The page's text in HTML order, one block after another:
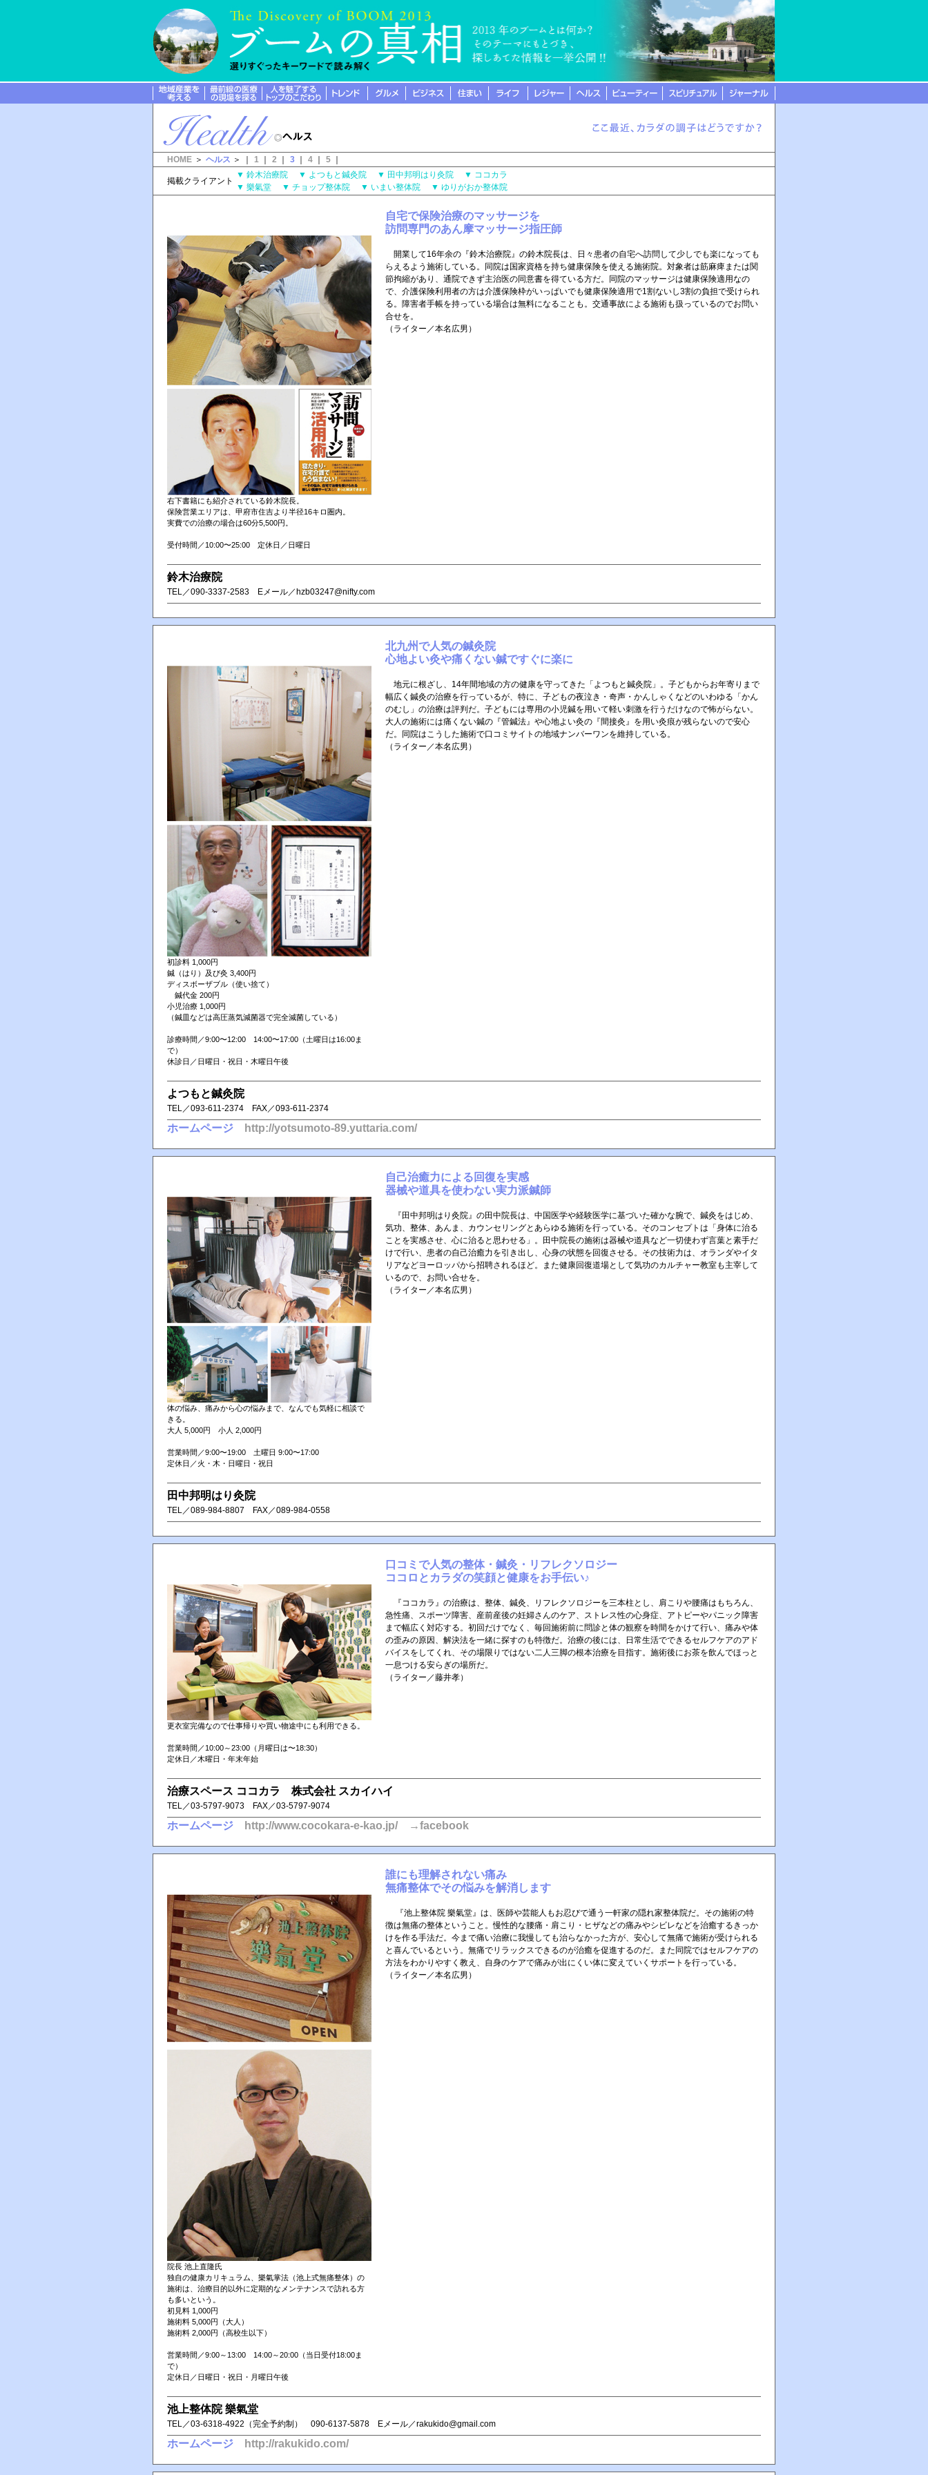
HOME ＞ ヘルス ＞ ｜ 1 2 3 4 5
掲載クライアント
▼ 鈴木治療院 ▼ よつもと鍼灸院 ▼ 田中邦明はり灸院 ▼ ココカラ
▼ 樂氣堂 ▼ チョップ整体院 ▼ いまい整体院 ▼ ゆりがおか整体院
右下書籍にも紹介されている鈴木院長。
保険営業エリアは、甲府市住吉より半径16キロ圏内。
実費での治療の場合は60分5,500円。
受付時間／10:00〜25:00 定休日／日曜日
自宅で保険治療のマッサージを
訪問専門のあん摩マッサージ指圧師
開業して16年余の『鈴木治療院』の鈴木院長は、日々患者の自宅へ訪問して少しでも楽になっても
らえるよう施術している。同院は国家資格を持ち健康保険を使える施術院。対象者は筋麻痺または関
節拘縮があり、通院できず主治医の同意書を得ている方だ。同院のマッサージは健康保険適用なの
で、介護保険利用者の方は介護保険枠がいっぱいでも健康保険適用で1割ないし3割の負担で受けられ
る。障害者手帳を持っている場合は無料になることも。交通事故による施術も扱っているのでお問い
合せを。
（ライター／本名広男）
鈴木治療院
TEL／ 090-3337-2583 Eメール／hzb03247@nifty.com
初診料 1,000円
鍼（はり）及び灸 3,400円
ディスボーザブル（使い捨て）
鍼代金 200円
小児治療 1,000円
（鍼皿などは高圧蒸気減菌器で完全減菌している）
診療時間／9:00〜12:00 14:00〜17:00（土曜日は16:00ま
で）
休診日／日曜日・祝日・木曜日午後
北九州で人気の鍼灸院
心地よい灸や痛くない鍼ですぐに楽に
地元に根ざし、14年間地域の方の健康を守ってきた「よつもと鍼灸院」。子どもからお年寄りまで
幅広く鍼灸の治療を行っているが、特に、子どもの夜泣き・奇声・かんしゃくなどのいわゆる「かん
のむし」の治療は評判だ。子どもには専用の小児鍼を用いて軽い刺激を行うだけなので怖がらない。
大人の施術には痛くない鍼の『管鍼法』や心地よい灸の『間接灸』を用い灸痕が残らないので安心
だ。同院はこうした施術で口コミサイトの地域ナンバーワンを維持している。
（ライター／本名広男）
よつもと鍼灸院
TEL／ 093-611-2374 FAX／ 093-611-2374
ホームページ http://yotsumoto-89.yuttaria.com/
体の悩み、痛みから心の悩みまで、なんでも気軽に相談で
きる。
大人 5,000円 小人 2,000円
営業時間／9:00〜19:00 土曜日 9:00〜17:00
定休日／火・木・日曜日・祝日
自己治癒力による回復を実感
器械や道具を使わない実力派鍼師
『田中邦明はり灸院』の田中院長は、中国医学や経験医学に基づいた確かな腕で、鍼灸をはじめ、
気功、整体、あんま、カウンセリングとあらゆる施術を行っている。そのコンセプトは「身体に治る
ことを実感させ、心に治ると思わせる」。田中院長の施術は器械や道具など一切使わず言葉と素手だ
けで行い、患者の自己治癒力を引き出し、心身の状態を回復させる。その技術力は、オランダやイタ
リアなどヨーロッパから招聘されるほど。また健康回復道場として気功のカルチャー教室も主宰して
いるので、お問い合せを。
（ライター／本名広男）
田中邦明はり灸院
TEL／ 089-984-8807 FAX／ 089-984-0558
更衣室完備なので仕事帰りや買い物途中にも利用できる。
営業時間／10:00～23:00（月曜日は〜18:30）
定休日／木曜日・年末年始
口コミで人気の整体・鍼灸・リフレクソロジー
ココロとカラダの笑顔と健康をお手伝い♪
『ココカラ』の治療は、整体、鍼灸、リフレクソロジーを三本柱とし、肩こりや腰痛はもちろん、
急性痛、スポーツ障害、産前産後の妊婦さんのケア、ストレス性の心身症、アトピーやパニック障害
まで幅広く対応する。初回だけでなく、毎回施術前に問診と体の観察を時間をかけて行い、痛みや体
の歪みの原因、解決法を一緒に探すのも特徴だ。治療の後には、日常生活でできるセルフケアのアド
バイスをしてくれ、その場限りではない二人三脚の根本治療を目指す。施術後にお茶を飲んでほっと
一息つける安らぎの場所だ。
（ライター／藤井孝）
治療スペース ココカラ 株式会社 スカイハイ
TEL／ 03-5797-9073 FAX／ 03-5797-9074
ホームページ http://www.cocokara-e-kao.jp/ →facebook
院長 池上直隆氏
独自の健康カリキュラム、樂氣掌法（池上式無痛整体）の
施術は、治療目的以外に定期的なメンテナンスで訪れる方
も多いという。
初見料 1,000円
施術料 5,000円（大人）
施術料 2,000円（高校生以下）
営業時間／9:00～13:00 14:00～20:00（当日受付18:00ま
で）
定休日／日曜日・祝日・月曜日午後
誰にも理解されない痛み
無痛整体でその悩みを解消します
『池上整体院 樂氣堂』は、医師や芸能人もお忍びで通う一軒家の隠れ家整体院だ。その施術の特
徴は無痛の整体ということ。慢性的な腰痛・肩こり・ヒザなどの痛みやシビレなどを治癒するきっか
けを作る手法だ。今まで痛い治療に我慢しても治らなかった方が、安心して無痛で施術が受けられる
と喜んでいるという。無痛でリラックスできるのが治癒を促進するのだ。また同院ではセルフケアの
方法をわかりやすく教え、自身のケアで痛みが出にくい体に変えていくサポートを行っている。
（ライター／本名広男）
池上整体院 樂氣堂
TEL／ 03-6318-4922（完全予約制） 090-6137-5878 Eメール／rakukido@gmail.com
ホームページ http://rakukido.com/